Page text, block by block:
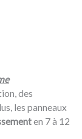
des
les panneaux
en 7 à 12